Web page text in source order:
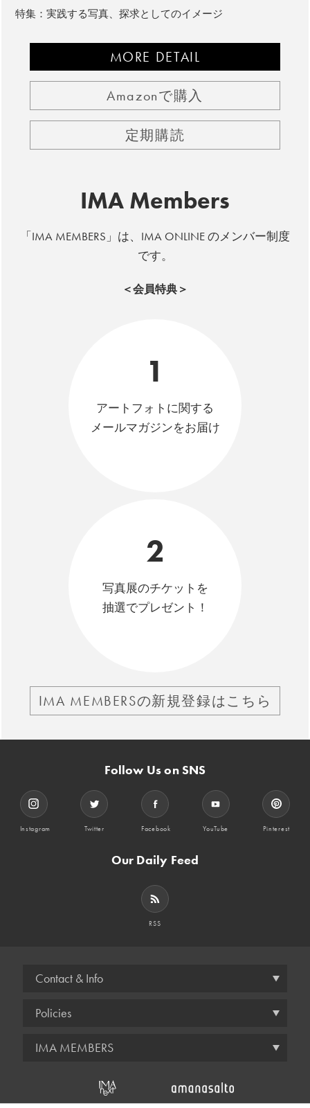
特集：実践する写真、探求としてのイメージ
MORE DETAIL
Amazonで購入
定期購読
IMA Members
「IMA MEMBERS」は、IMA ONLINE のメンバー制度
です。
＜会員特典＞
1
アートフォトに関する
メールマガジンをお届け
2
写真展のチケットを
抽選でプレゼント！
IMA MEMBERSの新規登録はこちら
Follow Us on SNS
Instagram Twitter Facebook YouTube Pinterest
Our Daily Feed
RSS
Contact & Info
Policies
IMA MEMBERS